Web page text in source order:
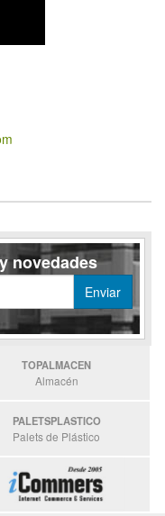
novedades
TOPALMACEN
Almacén
PALETSPLASTICO
Palets de Plástico